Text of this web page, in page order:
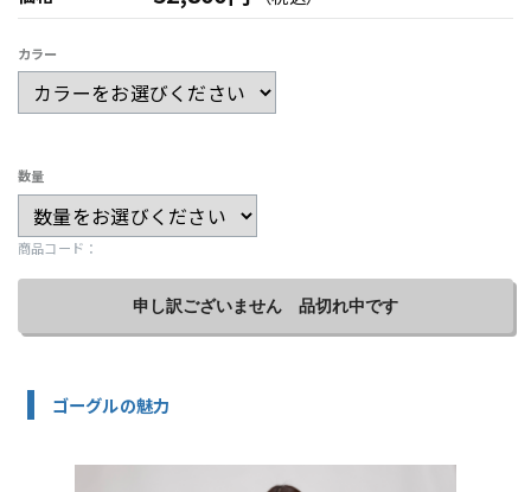
カラー
数量
商品コード：
申し訳ございません 品切れ中です
ゴーグルの魅力